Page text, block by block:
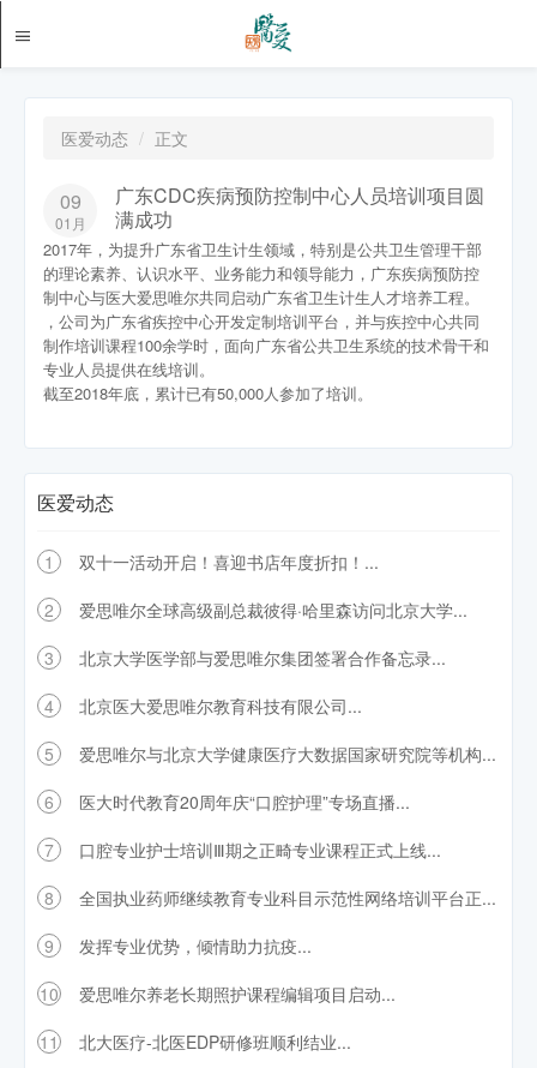
医爱动态 正文
09
01月
广东CDC疾病预防控制中心人员培训项目圆
满成功
2017年，为提升广东省卫生计生领域，特别是公共卫生管理干部
的理论素养、认识水平、业务能力和领导能力，广东疾病预防控
制中心与医大爱思唯尔共同启动广东省卫生计生人才培养工程。
，公司为广东省疾控中心开发定制培训平台，并与疾控中心共同
制作培训课程100余学时，面向广东省公共卫生系统的技术骨干和
专业人员提供在线培训。
截至2018年底，累计已有50,000人参加了培训。
医爱动态
1
双十一活动开启！喜迎书店年度折扣！...
2
爱思唯尔全球高级副总裁彼得·哈里森访问北京大学...
3
北京大学医学部与爱思唯尔集团签署合作备忘录...
4
北京医大爱思唯尔教育科技有限公司...
5
爱思唯尔与北京大学健康医疗大数据国家研究院等机构...
6
医大时代教育20周年庆“口腔护理”专场直播...
7
口腔专业护士培训Ⅲ期之正畸专业课程正式上线...
8
全国执业药师继续教育专业科目示范性网络培训平台正...
9
发挥专业优势，倾情助力抗疫...
10
爱思唯尔养老长期照护课程编辑项目启动...
11
北大医疗-北医EDP研修班顺利结业...